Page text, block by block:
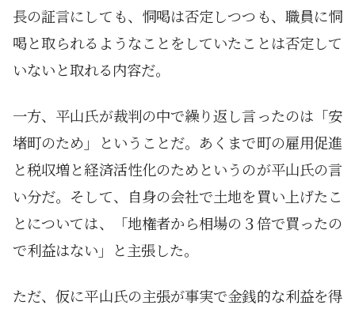
長の証言にしても、恫喝は否定しつつも、職員に恫
喝と取られるようなことをしていたことは否定して
いないと取れる内容だ。
一方、平山氏が裁判の中で繰り返し言ったのは「安
堵町のため」ということだ。あくまで町の雇用促進
と税収増と経済活性化のためというのが平山氏の言
い分だ。そして、自身の会社で土地を買い上げたこ
とについては、「地権者から相場の３倍で買ったの
で利益はない」と主張した。
ただ、仮に平山氏の主張が事実で金銭的な利益を得